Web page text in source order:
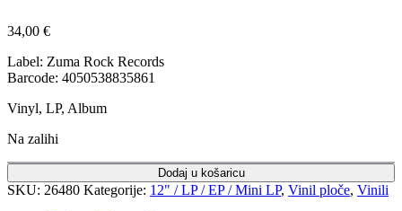
34,00 €
Label: Zuma Rock Records
Barcode: 4050538835861
Vinyl, LP, Album
Na zalihi
Dodaj u košaricu
SKU: 26480 Kategorije: 12" / LP / EP / Mini LP, Vinil ploče, Vinili